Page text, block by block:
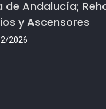
de Andalucía;
y Ascensores
2026